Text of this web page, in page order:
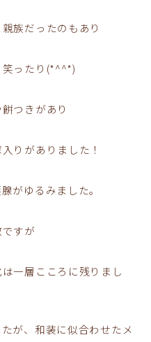
族だったのもあり
笑ったり(*^^*)
つきがあり
りがありました！
がゆるみました。
すが
一層こころに残りまし
が、和装に似合わせたメ